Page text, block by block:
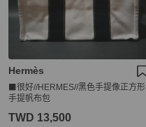
Hermès
⬛很好//HERMES//黑色手提像正方形
手提帆布包
TWD 13,500